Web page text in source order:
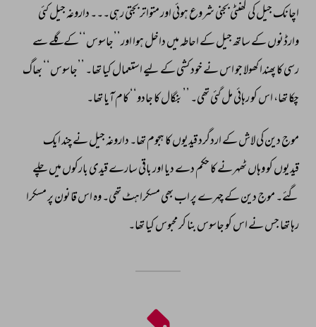
اچانک جیل کی گھنٹی بجنی شروع ہوئی اور متواتر بجتی رہی۔۔۔ داروغہ جیل کئی
وارڈنوں کے ساتھ جیل کے احاطہ میں داخل ہوا اور’’جاسوس‘‘کے گلے سے
رسی کا پھندا کھولا جو اس نے خود کشی کے لیے استعمال کیا تھا۔ ’’جاسوس‘‘ بھاگ
چکا تھا، اس کو رہائی مل گئی تھی۔ ’’بنگال کا جادو‘‘ کام آیا تھا۔
موج دین کی لاش کے اردگرد قیدیوں کا ہجوم تھا۔ داروغہ جیل نے چند ایک
قیدیوں کو وہاں ٹھہرنے کا حکم دے دیا اور باقی سارے قیدی بارکوں میں چلے
گئے۔ موج دین کے چہرے پر اب بھی مسکراہٹ تھی۔ وہ اس قانون پر مسکرا
رہا تھا جس نے اس کو جاسوس بنا کر محبوس کیا تھا۔